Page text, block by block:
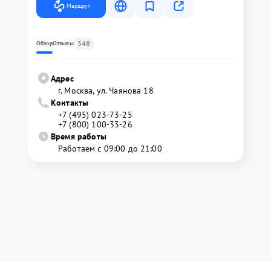
Маршрут
ОбзорОтзывы 348
Адрес
г. Москва, ул. Чаянова 18
Контакты
+7 (495) 023-73-25
+7 (800) 100-33-26
Время работы
Работаем с 09:00 до 21:00